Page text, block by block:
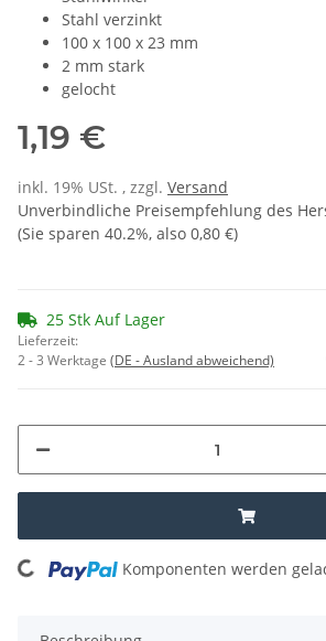
Stahl verzinkt
100 x 100 x 23 mm
2 mm stark
gelocht
1,19 €
inkl. 19% USt. , zzgl. Versand
Unverbindliche Preisempfehlung des
(Sie sparen 40.2%, also 0,80 €)
25 Stk Auf Lager
Lieferzeit:
2 - 3 Werktage (DE - Ausland abweichend)
Komponenten werden